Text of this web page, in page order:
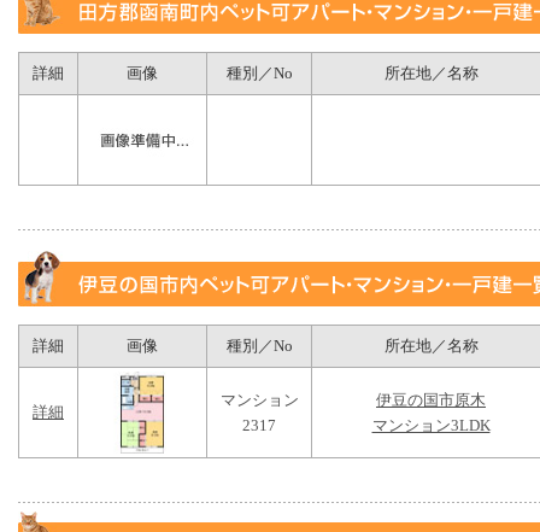
詳細 画像 種別／No 所在地／名称
詳細 画像 種別／No 所在地／名称
詳細
マンション
2317
伊豆の国市原木
マンション3LDK